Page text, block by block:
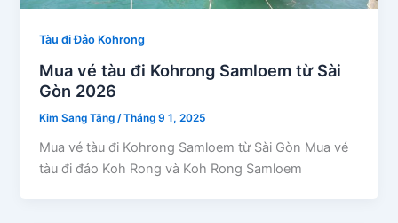
Tàu đi Đảo Kohrong
Mua vé tàu đi Kohrong Samloem từ Sài
Gòn 2026
Kim Sang Tăng/Tháng 9 1, 2025
Mua vé tàu đi Kohrong Samloem từ Sài Gòn Mua vé
tàu đi đảo Koh Rong và Koh Rong Samloem